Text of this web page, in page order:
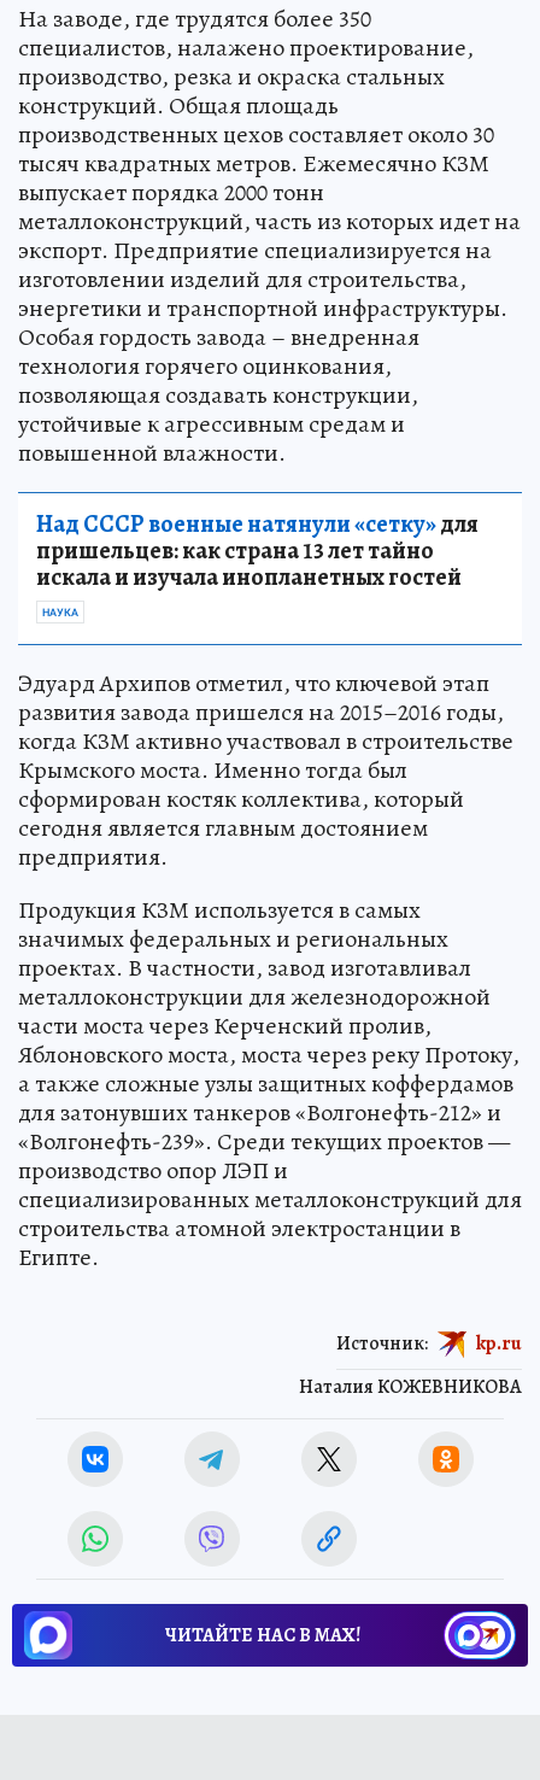
На заводе, где трудятся более 350
специалистов, налажено проектирование,
производство, резка и окраска стальных
конструкций. Общая площадь
производственных цехов составляет около 30
тысяч квадратных метров. Ежемесячно КЗМ
выпускает порядка 2000 тонн
металлоконструкций, часть из которых идет на
экспорт. Предприятие специализируется на
изготовлении изделий для строительства,
энергетики и транспортной инфраструктуры.
Особая гордость завода – внедренная
технология горячего оцинкования,
позволяющая создавать конструкции,
устойчивые к агрессивным средам и
повышенной влажности.
Над СССР военные натянули «сетку»для
пришельцев: как страна 13 лет тайно
искала и изучала инопланетных гостей
НАУКА
Эдуард Архипов отметил, что ключевой этап
развития завода пришелся на 2015–2016 годы,
когда КЗМ активно участвовал в строительстве
Крымского моста. Именно тогда был
сформирован костяк коллектива, который
сегодня является главным достоянием
предприятия.
Продукция КЗМ используется в самых
значимых федеральных и региональных
проектах. В частности, завод изготавливал
металлоконструкции для железнодорожной
части моста через Керченский пролив,
Яблоновского моста, моста через реку Протоку,
а также сложные узлы защитных коффердамов
для затонувших танкеров «Волгонефть-212» и
«Волгонефть-239». Среди текущих проектов —
производство опор ЛЭП и
специализированных металлоконструкций для
строительства атомной электростанции в
Египте.
Наталия КОЖЕВНИКОВА
Источник: kp.ru
ЧИТАЙТЕ НАС В МАХ!